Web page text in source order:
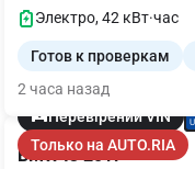
Электро, 42 кВт·час
Готов к проверкам
2 часа назад
Перевірений VIN
Только на AUTO.RIA
BMW I3 2017